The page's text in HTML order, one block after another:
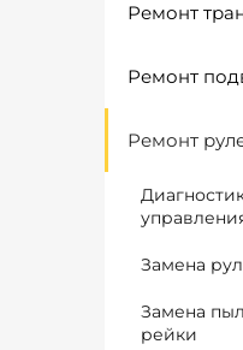
Ремонт
Ремонт
Ремонт
Замена
Замена
рейки